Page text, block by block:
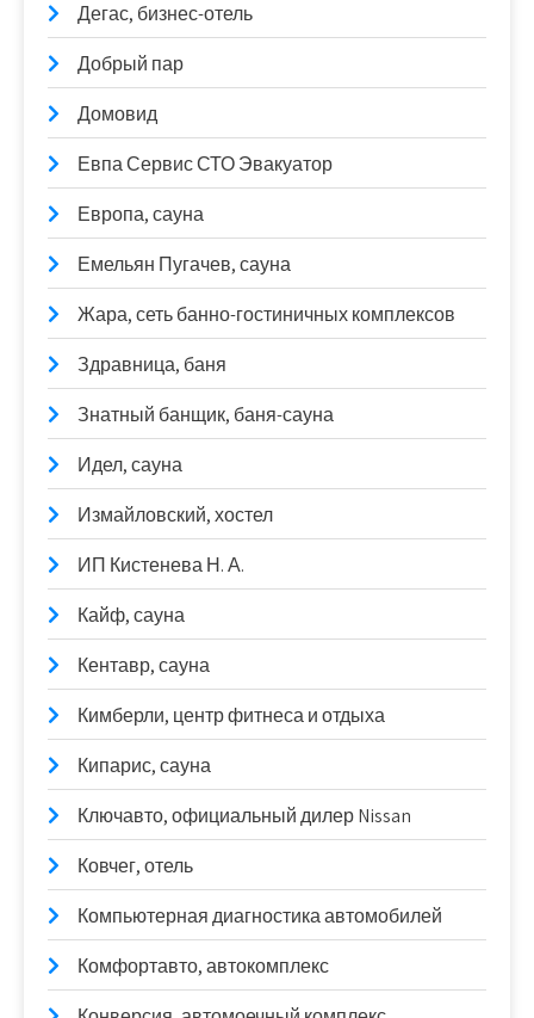
Дегас, бизнес-отель
Добрый пар
Домовид
Евпа Сервис СТО Эвакуатор
Европа, сауна
Емельян Пугачев, сауна
Жара, сеть банно-гостиничных комплексов
Здравница, баня
Знатный банщик, баня-сауна
Идел, сауна
Измайловский, хостел
ИП Кистенева Н. А.
Кайф, сауна
Кентавр, сауна
Кимберли, центр фитнеса и отдыха
Кипарис, сауна
Ключавто, официальный дилер Nissan
Ковчег, отель
Компьютерная диагностика автомобилей
Комфортавто, автокомплекс